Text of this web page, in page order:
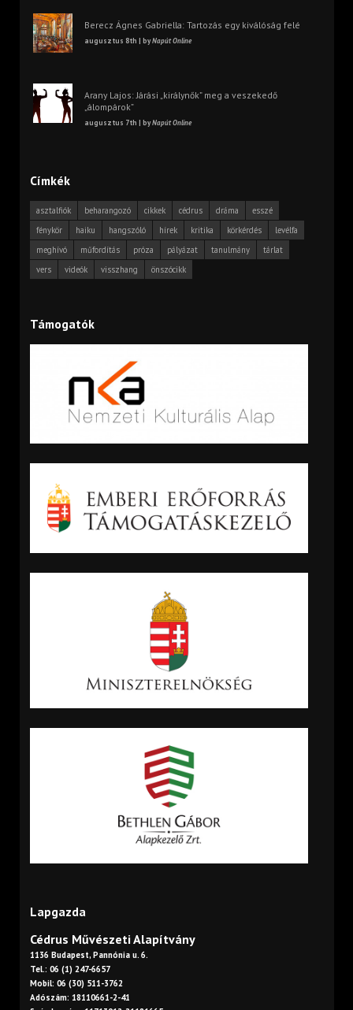
Berecz Ágnes Gabriella: Tartozás egy kiválóság felé
augusztus 8th | byNapút Online
Arany Lajos: Járási „királynők” meg a veszekedő
„álompárok”
augusztus 7th | byNapút Online
Címkék
asztalfiók beharangozó cikkek cédrus dráma
esszé
fénykör
haiku hangszóló hírek kritika körkérdés
levélfa
meghívó
műfordítás próza pályázat tanulmány
tárlat
vers
videók visszhang önszócikk
Támogatók
Lapgazda
Cédrus Művészeti Alapítvány
1136 Budapest, Pannónia u. 6.
Tel.: 06 (1) 247-6657
Mobil: 06 (30) 511-3762
Adószám: 18110661-2-41